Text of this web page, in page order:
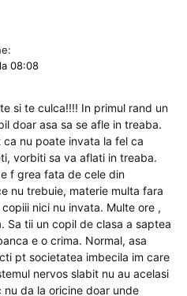
08:08
si te culca!!!! In primul rand un
doar asa sa se afle in treaba.
ca nu poate invata la fel ca
vorbiti sa va aflati in treaba.
f grea fata de cele din
nu trebuie, materie multa fara
nici nu invata. Multe ore ,
Sa tii un copil de clasa a saptea
e o crima. Normal, asa
pt societatea imbecila im care
nervos slabit nu au acelasi
da la oricine doar unde